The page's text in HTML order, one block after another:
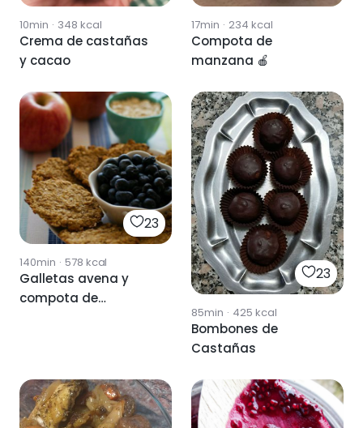
10min · 348 kcal
Crema de castañas
y cacao
17min · 234 kcal
Compota de
manzana 🍎
23
140min · 578 kcal
Galletas avena y
compota de
23
85min · 425 kcal
Bombones de
Castañas